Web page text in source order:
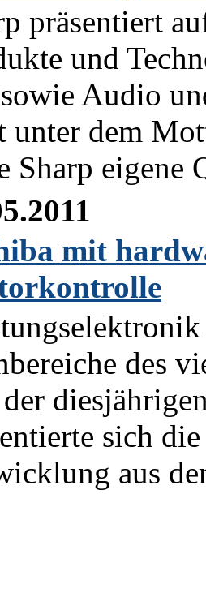
präsentiert
und
Audio
unter dem
Sharp eigene
mit
des
sich
aus